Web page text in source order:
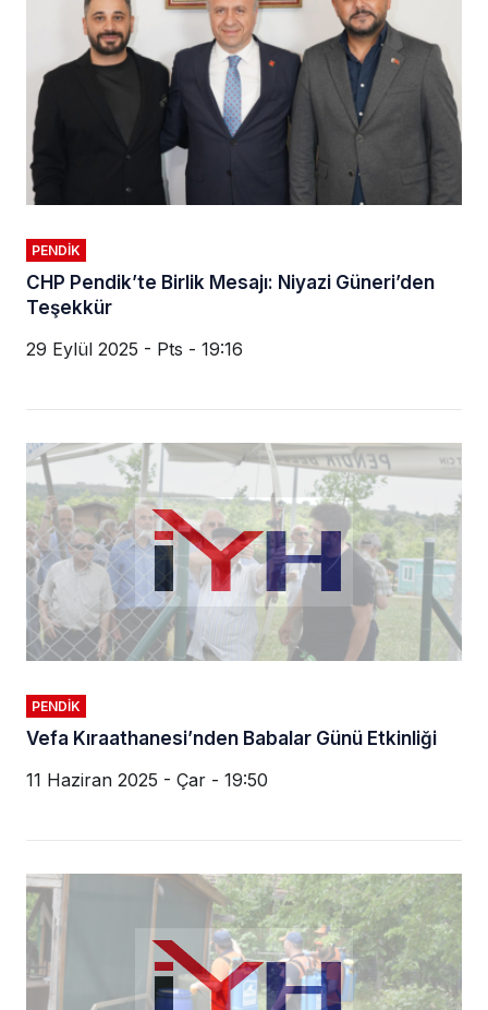
PENDIK
CHP Pendik’te Birlik Mesajı: Niyazi Güneri’den
Teşekkür
29 Eylül 2025 - Pts - 19:16
PENDIK
Vefa Kıraathanesi’nden Babalar Günü Etkinliği
11 Haziran 2025 - Çar - 19:50